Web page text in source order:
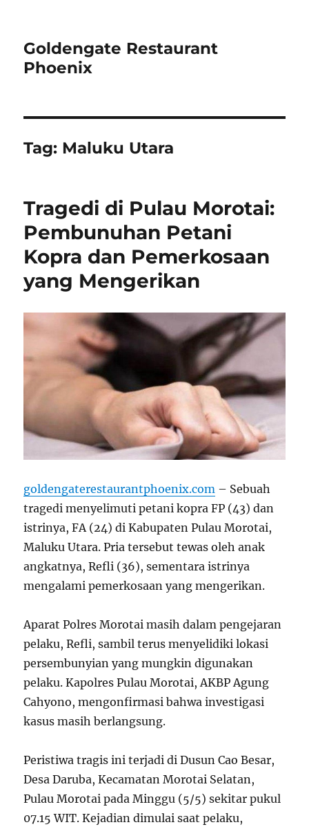
Goldengate Restaurant
Phoenix
Tag: Maluku Utara
Tragedi di Pulau Morotai:
Pembunuhan Petani
Kopra dan Pemerkosaan
yang Mengerikan
goldengaterestaurantphoenix.com – Sebuah
tragedi menyelimuti petani kopra FP (43) dan
istrinya, FA (24) di Kabupaten Pulau Morotai,
Maluku Utara. Pria tersebut tewas oleh anak
angkatnya, Refli (36), sementara istrinya
mengalami pemerkosaan yang mengerikan.
Aparat Polres Morotai masih dalam pengejaran
pelaku, Refli, sambil terus menyelidiki lokasi
persembunyian yang mungkin digunakan
pelaku. Kapolres Pulau Morotai, AKBP Agung
Cahyono, mengonfirmasi bahwa investigasi
kasus masih berlangsung.
Peristiwa tragis ini terjadi di Dusun Cao Besar,
Desa Daruba, Kecamatan Morotai Selatan,
Pulau Morotai pada Minggu (5/5) sekitar pukul
07.15 WIT. Kejadian dimulai saat pelaku,